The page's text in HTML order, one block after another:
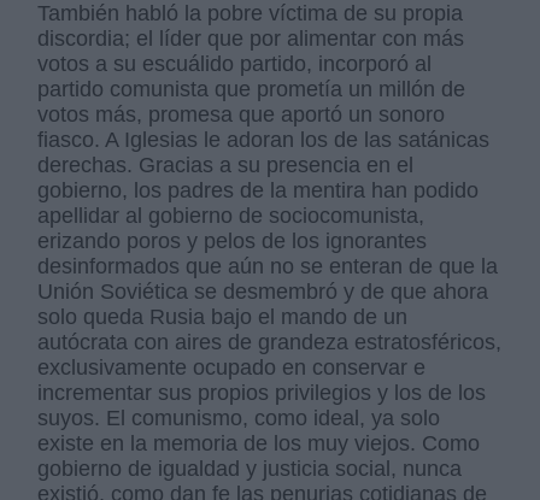
También habló la pobre víctima de su propia
discordia; el líder que por alimentar con más
votos a su escuálido partido, incorporó al
partido comunista que prometía un millón de
votos más, promesa que aportó un sonoro
fiasco. A Iglesias le adoran los de las satánicas
derechas. Gracias a su presencia en el
gobierno, los padres de la mentira han podido
apellidar al gobierno de sociocomunista,
erizando poros y pelos de los ignorantes
desinformados que aún no se enteran de que la
Unión Soviética se desmembró y de que ahora
solo queda Rusia bajo el mando de un
autócrata con aires de grandeza estratosféricos,
exclusivamente ocupado en conservar e
incrementar sus propios privilegios y los de los
suyos. El comunismo, como ideal, ya solo
existe en la memoria de los muy viejos. Como
gobierno de igualdad y justicia social, nunca
existió, como dan fe las penurias cotidianas de